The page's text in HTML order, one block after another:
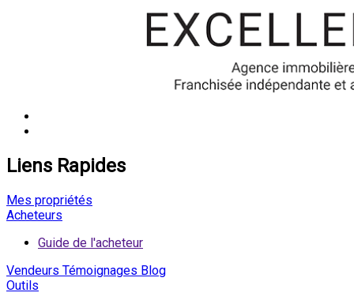
Liens Rapides
Mes propriétés
Acheteurs
Guide de l'acheteur
Vendeurs Témoignages Blog
Outils